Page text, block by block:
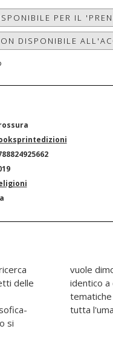
PER IL
DISPONIBILE
delle
si
non è
con
tutta